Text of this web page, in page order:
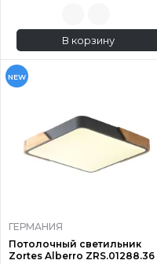
В корзину
NEW
ГЕРМАНИЯ
Потолочный светильник
Zortes Alberro ZRS.01288.36